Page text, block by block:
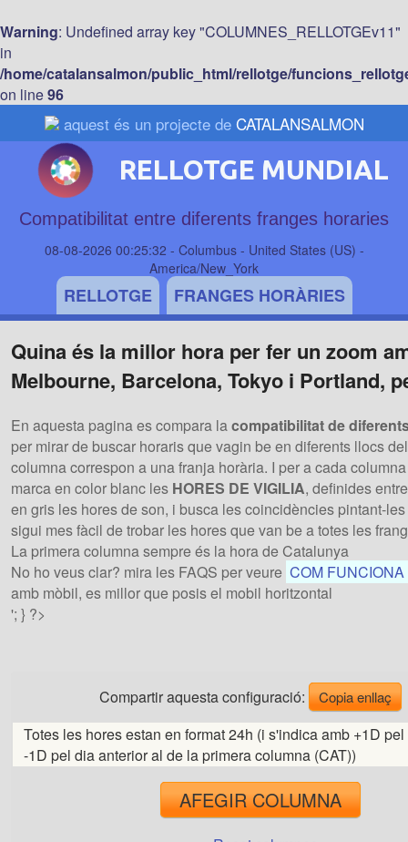
Warning: Undefined array key "COLUMNES_RELLOTGEv11"
in
/home/catalansalmon/public_html/rellotge/
on line96
aquest és un projecte de CATALANSALMON
RELLOTGE MUNDIAL
Compatibilitat entre diferents franges horaries
08-08-2026 00:25:32 - Columbus - United States (US) -
America/New_York
RELLOTGE FRANGES HORÀRIES
Quina és la millor hora per fer un zoom
Melbourne, Barcelona, Tokyo i Portland,
En aquesta pagina es compara lacompatibilitat de
per mirar de buscar horaris que vagin be en diferents llocs
columna correspon a una franja horària. I per a cada
marca en color blanc les HORES DE VIGILIA, definides
en gris les hores de son, i busca les coincidències pintant-
sigui mes fàcil de trobar les hores que van be a totes les
La primera columna sempre és la hora de Catalunya
No ho veus clar? mira les FAQS per veure COM FUNCIONA
amb mòbil, es millor que posis el mobil horitzontal
'; } ?>
Compartir aquesta configuració: Copia enllaç
Totes les hores estan en format 24h (i s'indica amb +1D
-1D pel dia anterior al de la primera columna (CAT))
AFEGIR COLUMNA